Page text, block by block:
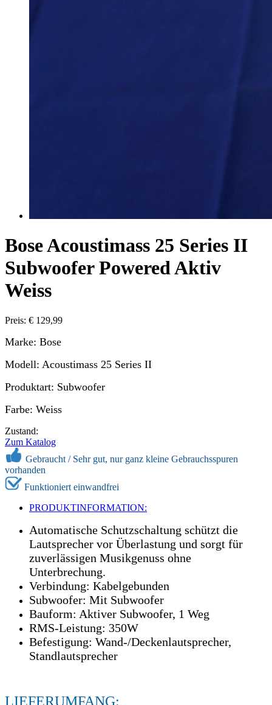
Bose Acoustimass 25 Series II
Subwoofer Powered Aktiv
Weiss
Preis: € 129,99
Marke: Bose
Modell: Acoustimass 25 Series II
Produktart: Subwoofer
Farbe: Weiss
Zustand:
Zum Katalog
Gebraucht / Sehr gut, nur ganz kleine Gebrauchsspuren
vorhanden
Funktioniert einwandfrei
PRODUKTINFORMATION:
Automatische Schutzschaltung schützt die
Lautsprecher vor Überlastung und sorgt für
zuverlässigen Musikgenuss ohne
Unterbrechung.
Verbindung: Kabelgebunden
Subwoofer: Mit Subwoofer
Bauform: Aktiver Subwoofer, 1 Weg
RMS-Leistung: 350W
Befestigung: Wand-/Deckenlautsprecher,
Standlautsprecher
LIEFERUMFANG: